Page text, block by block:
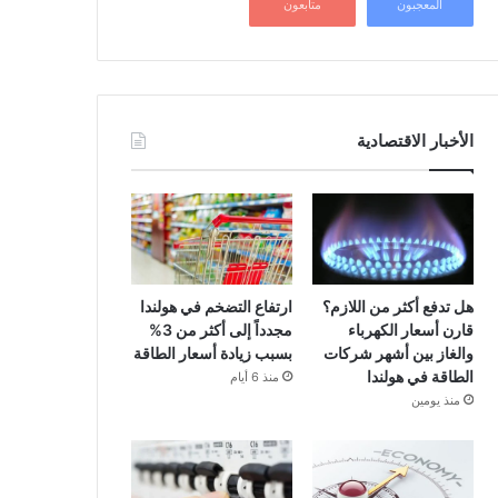
المعجبون متابعون
الأخبار الاقتصادية
هل تدفع أكثر من اللازم؟
قارن أسعار الكهرباء
والغاز بين أشهر شركات
الطاقة في هولندا
منذ يومين
ارتفاع التضخم في هولندا
مجدداً إلى أكثر من 3%
بسبب زيادة أسعار الطاقة
منذ 6 أيام